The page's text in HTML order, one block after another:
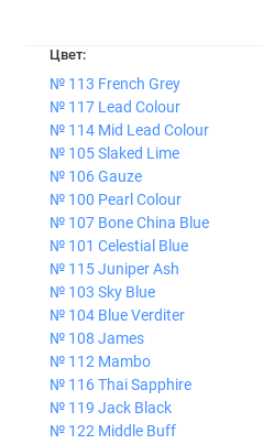
Цвет:
№ 113 French Grey
№ 117 Lead Colour
№ 114 Mid Lead Colour
№ 105 Slaked Lime
№ 106 Gauze
№ 100 Pearl Colour
№ 107 Bone China Blue
№ 101 Celestial Blue
№ 115 Juniper Ash
№ 103 Sky Blue
№ 104 Blue Verditer
№ 108 James
№ 112 Mambo
№ 116 Thai Sapphire
№ 119 Jack Black
№ 122 Middle Buff